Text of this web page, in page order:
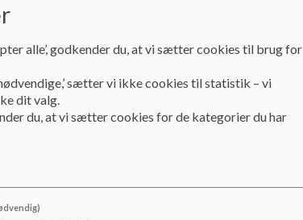
alle’, godkender du, at vi sætter cookies til brug for
sætter vi ikke cookies til statistik – vi
dit valg.
du, at vi sætter cookies for de kategorier du har